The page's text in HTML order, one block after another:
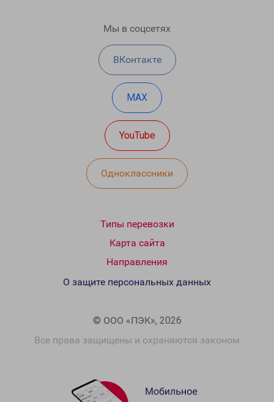
Мы в соцсетях
ВКонтакте
MAX
YouTube
Одноклассники
Типы перевозки
Карта сайта
Направления
© ООО «ПЭК», 2026
Все права защищены и охраняются законом
О защите персональных данных